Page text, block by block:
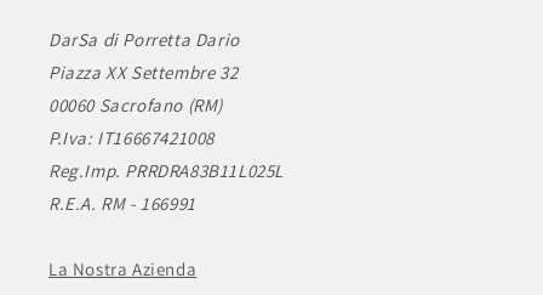
DarSa di Porretta Dario
Piazza XX Settembre 32
00060 Sacrofano (RM)
P.Iva: IT16667421008
Reg.Imp. PRRDRA83B11L025L
R.E.A. RM - 166991
La Nostra Azienda